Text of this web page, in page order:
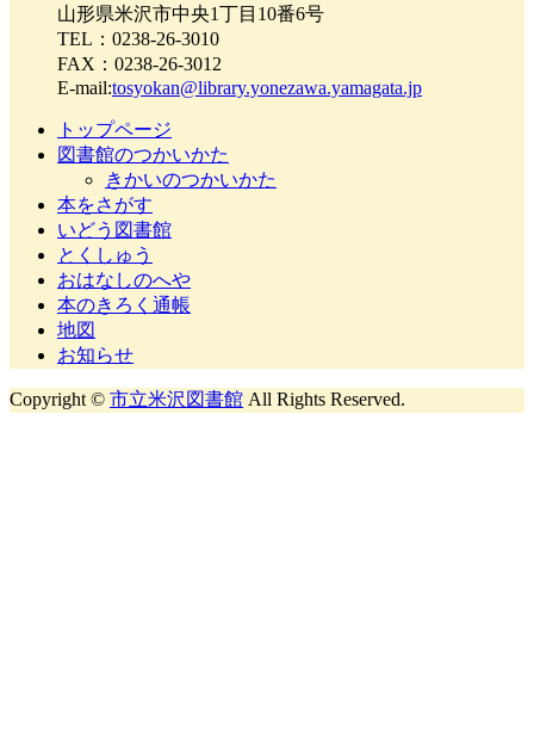
山形県米沢市中央1丁目10番6号
TEL：0238-26-3010
FAX：0238-26-3012
E-mail:tosyokan@library.yonezawa.yamagata.jp
トップページ
図書館のつかいかた
きかいのつかいかた
本をさがす
いどう図書館
とくしゅう
おはなしのへや
本のきろく通帳
地図
お知らせ
Copyright © 市立米沢図書館 All Rights Reserved.